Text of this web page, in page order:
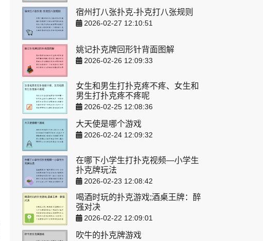
宿州打八张扑克-扑克打八张规则
2026-02-27 12:10:51
姚记扑克牌回形针背面图解
2026-02-26 12:09:33
女生和男生打扑克疼不疼、女生和
男生打扑克疼不疼呢
2026-02-25 12:08:36
大天使是哪个游戏
2026-02-24 12:09:32
在哪下小学生打扑克视频—小学生
扑克牌玩法
2026-02-23 12:08:42
喝酒时玩的扑克游戏;酒桌王牌：醉
强对决
2026-02-22 12:09:01
吹牛的扑克牌游戏